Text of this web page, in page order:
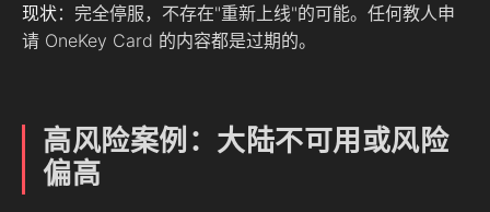
现状：完全停服，不存在"重新上线"的可能。任何教人申
请 OneKey Card 的内容都是过期的。
高风险案例：大陆不可用或风险
偏高